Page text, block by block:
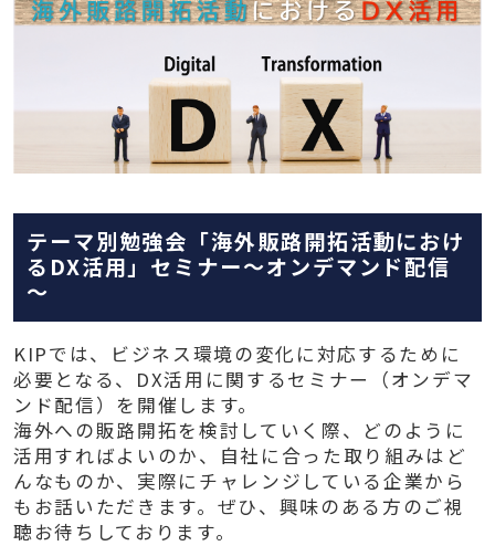
テーマ別勉強会「海外販路開拓活動におけ
る DX活用」セミナー～オンデマンド配信
～
KIPでは、ビジネス環境の変化に対応するために
必要となる、DX活用に関するセミナー（オンデマ
ンド配信）を開催します。
海外への販路開拓を検討していく際、どのように
活用すればよいのか、自社に合った取り組みはど
んなものか、実際にチャレンジしている企業から
もお話いただきます。ぜひ、興味のある方のご視
聴お待ちしております。